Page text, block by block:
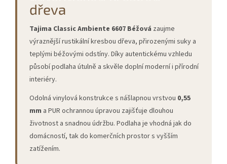
dřeva
Tajima Classic Ambiente 6607 Béžová zaujme
výraznější rustikální kresbou dřeva, přirozenými suky a
teplými béžovými odstíny. Díky autentickému vzhledu
působí podlaha útulně a skvěle doplní moderní i přírodní
interiéry.
Odolná vinylová konstrukce s nášlapnou vrstvou 0,55
mm a PUR ochrannou úpravou zajišťuje dlouhou
životnost a snadnou údržbu. Podlaha je vhodná jak do
domácností, tak do komerčních prostor s vyšším
zatížením.